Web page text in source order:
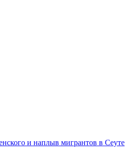
и наплыв мигрантов в Сеуте